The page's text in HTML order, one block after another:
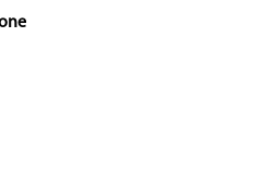
Phone